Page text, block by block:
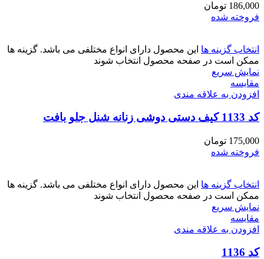
186,000 تومان
فروخته شده
انتخاب گزینه ها این محصول دارای انواع مختلفی می باشد. گزینه ها
ممکن است در صفحه محصول انتخاب شوند
نمایش سریع
مقايسه
افزودن به علاقه مندی
کد 1133 کیف دستی دوشی زنانه شنل جلو بافت
175,000 تومان
فروخته شده
انتخاب گزینه ها این محصول دارای انواع مختلفی می باشد. گزینه ها
ممکن است در صفحه محصول انتخاب شوند
نمایش سریع
مقايسه
افزودن به علاقه مندی
کد 1136